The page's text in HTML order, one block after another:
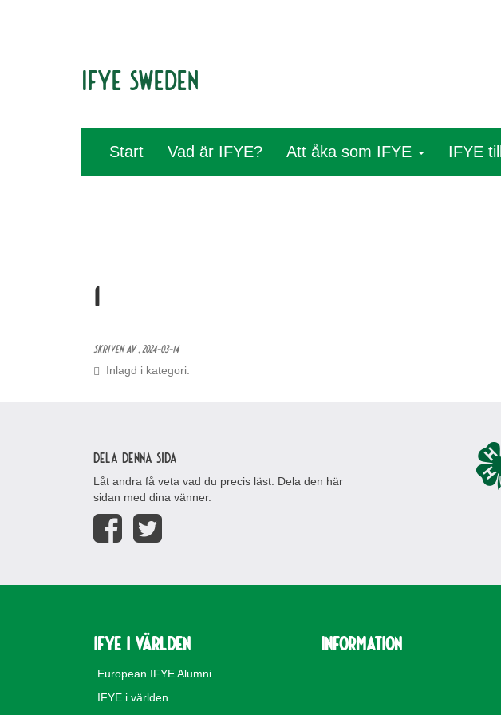
IFYE Sweden
Start Vad är IFYE? Att åka som IFYE IFYE
1
Skriven av ,2024-03-14
Inlagd i kategori:
Dela denna sida
Låt andra få veta vad du precis läst. Dela den här
sidan med dina vänner.
IFYE i världen
European IFYE Alumni
IFYE i världen
Information